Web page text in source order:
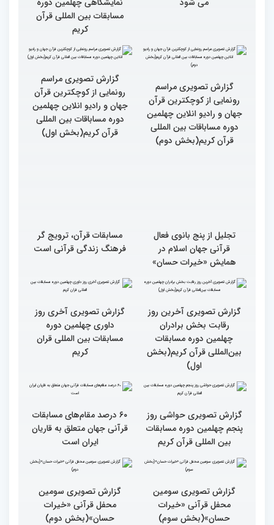
اختتامیه چهلمین دوره
می شود
گزارش تصویری بازدید
رئیس سازمان اوقاف و امور
خیریه از غرفه های
نمایشگاهی چهلمین دوره
مسابقات بین المللی قرآن
کریم
تجلیل از پنج بانوی فعال
قرآنی جهان اسلام در
همایش «خیرات حسان»
مسابقات قرآن، ترویج گر
فرهنگ زندگی قرآنی است
گزارش تصویری آخرین روز
چهلمین دوره مسابقات
اول)
گزارش تصویری آخری روز
داوری چهلمین دوره
مسابقات بین المللی قران
کریم